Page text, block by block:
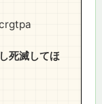
死滅してほ